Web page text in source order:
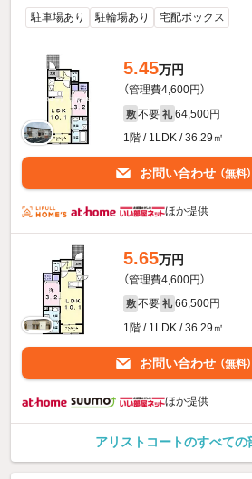
駐車場あり
駐輪場あり 宅配ボックス
5.45万円
（管理費4,600円）
敷 不要 礼 64,500円
1階 / 1LDK / 36.29㎡
お問い合わせ （無料）
ほか提供
5.65万円
（管理費4,600円）
敷 不要 礼 66,500円
1階 / 1LDK / 36.29㎡
お問い合わせ （無料）
ほか提供
アリストコートのすべての